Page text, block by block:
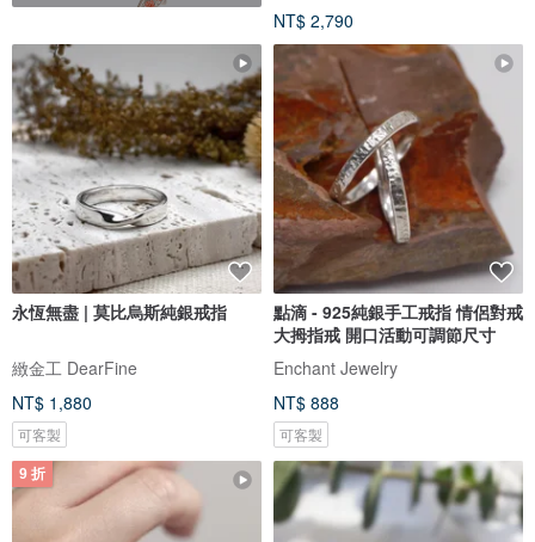
NT$ 2,790
永恆無盡 | 莫比烏斯純銀戒指
緻金工 DearFine
NT$ 1,880
可客製
點滴 - 925純銀手工戒指 情侶對戒
大拇指戒 開口活動可調節尺寸
Enchant Jewelry
NT$ 888
可客製
9 折